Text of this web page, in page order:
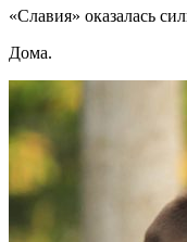
«Славия» оказалась
Дома.